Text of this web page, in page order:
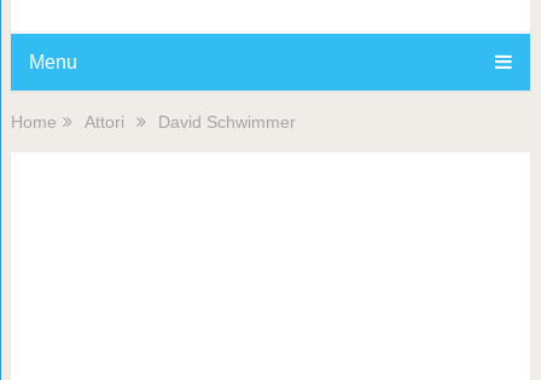
Menu
Home Attori David Schwimmer